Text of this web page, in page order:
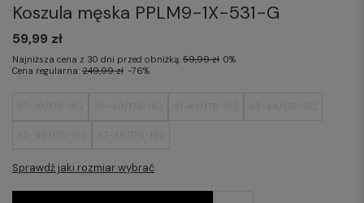
Koszula męska PPLM9-1X-531-G
Sprawdź jaki rozmiar wybrać
59,99 zł
Najniższa cena z 30 dni przed obniżką: 59,99 zł 0%
Cena regularna: 249,99 zł -76%